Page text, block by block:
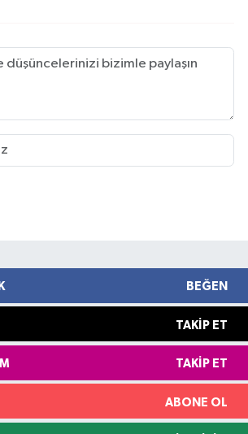
BEĞEN
TAKIP ET
TAKIP ET
ABONE OL